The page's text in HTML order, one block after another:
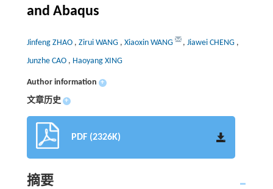
and Abaqus
Jinfeng ZHAO , Zirui WANG , Xiaoxin WANG , Jiawei CHENG ,
Junzhe CAO , Haoyang XING
Author information +
文章历史 +
PDF (2326K)
摘要